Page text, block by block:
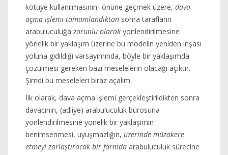
kötüye kullanılmasının- önüne geçmek üzere, dava
açma işlemi tamamlandıktan sonra tarafların
arabuluculuğa zorunlu olarak yönlendirilmesine
yönelik bir yaklaşım üzerine bu modelin yeniden inşası
yoluna gidildiği varsayımında, böyle bir yaklaşımda
çözülmesi gereken bazı meselelerin olacağı açıktır.
Şimdi bu meseleleri biraz açalım:
İlk olarak, dava açma işlemi gerçekleştirildikten sonra
davacının, (adliye) arabuluculuk bürosuna
yönlendirilmesine yönelik bir yaklaşımın
benimsenmesi, uyuşmazlığın, üzerinde müzakere
etmeyi zorlaştıracak bir formda arabuluculuk sürecine